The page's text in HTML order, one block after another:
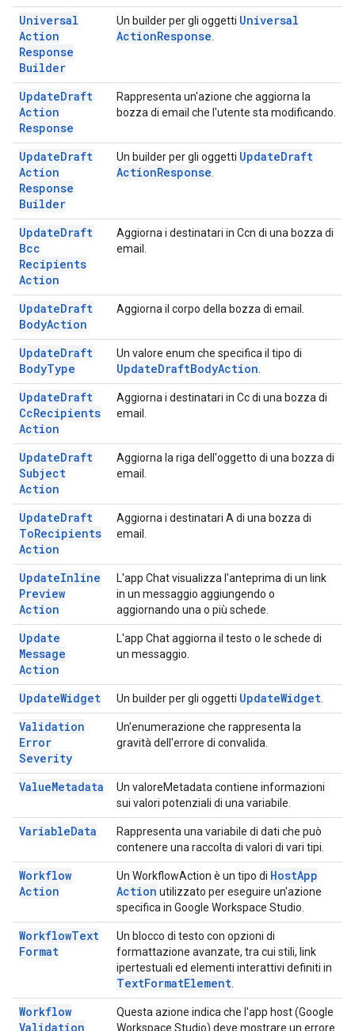
Universal
Action
Response
Builder
Un builder per gli oggetti Universal
ActionResponse
UpdateDraft
Action
Response
Rappresenta un'azione che aggiorna la
bozza di email che l'utente sta modificando.
UpdateDraft
Action
Response
Builder
Un builder per gli oggetti UpdateDraft
ActionResponse
UpdateDraft
Bcc
Recipients
Action
Aggiorna i destinatari in Ccn di una bozza di
email.
UpdateDraft
BodyAction
Aggiorna il corpo della bozza di email.
UpdateDraft
BodyType
Un valore enum che specifica il tipo di
UpdateDraftBodyAction
UpdateDraft
CcRecipients
Action
Aggiorna i destinatari in Cc di una bozza di
email.
UpdateDraft
Subject
Action
Aggiorna la riga dell'oggetto di una bozza di
email.
UpdateDraft
ToRecipients
Action
Aggiorna i destinatari A di una bozza di
email.
UpdateInline
Preview
Action
L'app Chat visualizza l'anteprima di un link
in un messaggio aggiungendo o
aggiornando una o più schede.
Update
Message
Action
L'app Chat aggiorna il testo o le schede di
un messaggio.
UpdateWidget Un builder per gli oggetti UpdateWidget
Validation
Error
Severity
Un'enumerazione che rappresenta la
gravità dell'errore di convalida.
ValueMetadata
Un valoreMetadata contiene informazioni
sui valori potenziali di una variabile.
VariableData
Rappresenta una variabile di dati che può
contenere una raccolta di valori di vari tipi.
Workflow
Action
Un WorkflowAction è un tipo di HostApp
Action utilizzato per eseguire un'azione
specifica in Google Workspace Studio.
WorkflowText
Format
Un blocco di testo con opzioni di
formattazione avanzate, tra cui stili, link
ipertestuali ed elementi interattivi definiti in
TextFormatElement
Workflow
Validation
Questa azione indica che l'app host (Google
Workspace Studio) deve mostrare un errore